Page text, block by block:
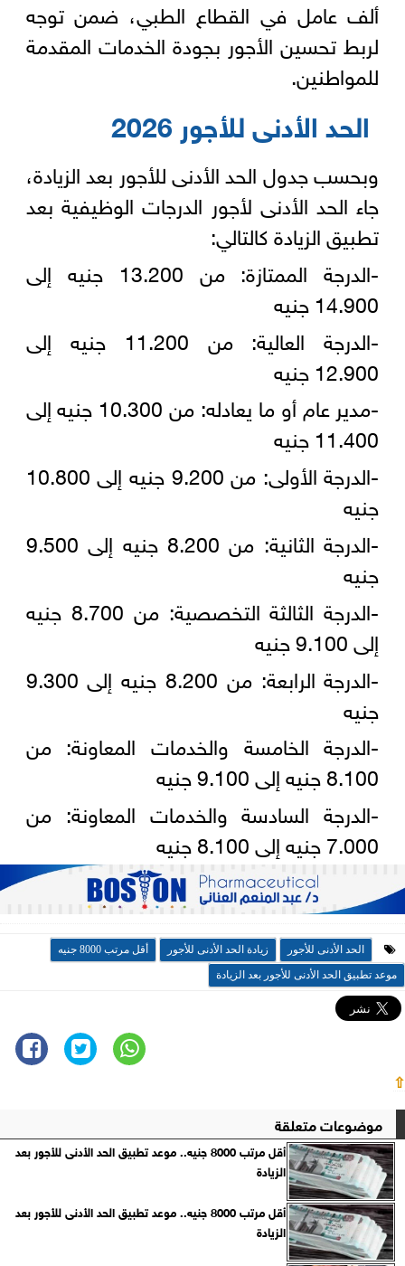
ألف عامل في القطاع الطبي، ضمن توجه
لربط تحسين الأجور بجودة الخدمات المقدمة
للمواطنين.
الحد الأدنى للأجور 2026
وبحسب جدول الحد الأدنى للأجور بعد الزيادة،
جاء الحد الأدنى لأجور الدرجات الوظيفية بعد
تطبيق الزيادة كالتالي:
-الدرجة الممتازة: من 13.200 جنيه إلى
14.900 جنيه
-الدرجة العالية: من 11.200 جنيه إلى
12.900 جنيه
-مدير عام أو ما يعادله: من 10.300 جنيه إلى
11.400 جنيه
-الدرجة الأولى: من 9.200 جنيه إلى 10.800
جنيه
-الدرجة الثانية: من 8.200 جنيه إلى 9.500
جنيه
-الدرجة الثالثة التخصصية: من 8.700 جنيه
إلى 9.100 جنيه
-الدرجة الرابعة: من 8.200 جنيه إلى 9.300
جنيه
-الدرجة الخامسة والخدمات المعاونة: من
8.100 جنيه إلى 9.100 جنيه
-الدرجة السادسة والخدمات المعاونة: من
7.000 جنيه إلى 8.100 جنيه
الحد الأدنى للأجور زيادة الحد الأدنى للأجور
أقل مرتب 8000 جنيه
موعد تطبيق الحد الأدنى للأجور بعد الزيادة
⇧
موضوعات متعلقة
أقل مرتب 8000 جنيه.. موعد تطبيق الحد الأدنى للأجور بعد
الزيادة
أقل مرتب 8000 جنيه.. موعد تطبيق الحد الأدنى للأجور بعد
الزيادة